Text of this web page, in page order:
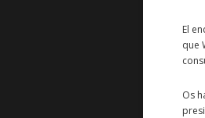
El
que
Os